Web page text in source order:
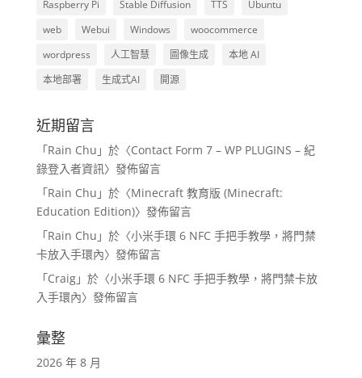
Raspberry Pi Stable Diffusion TTS
Ubuntu
web
Webui Windows
woocommerce
wordpress
人工智慧 圖像生成
本地 AI
本地部署
生成式AI 開源
近期留言
「Rain Chu 」於〈Contact Form 7 – WP PLUGINS – 紀
錄登入者資訊〉發佈留言
「Rain Chu 」於〈Minecraft 教育版 (Minecraft:
Education Edition)〉發佈留言
「Rain Chu 」於〈小米手環 6 NFC 手把手教學，將門禁
卡放入手環內〉發佈留言
「Craig」於〈小米手環 6 NFC 手把手教學，將門禁卡放
入手環內〉發佈留言
彙整
2026 年 8 月